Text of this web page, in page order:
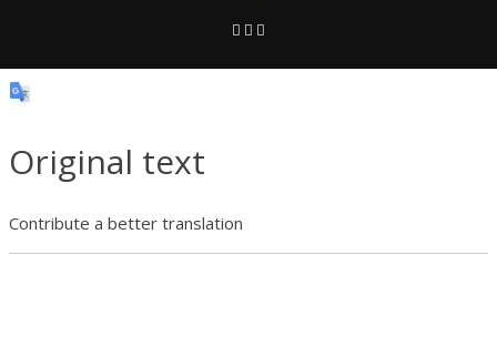
Original text
Contribute a better translation